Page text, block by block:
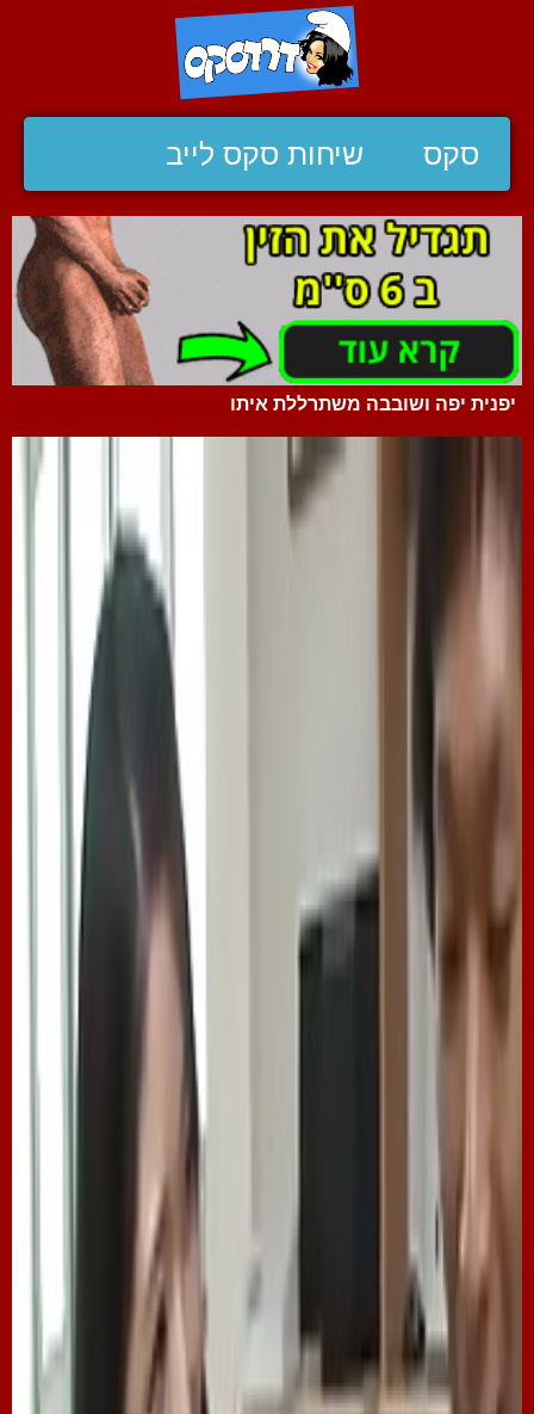
סקס שיחות סקס לייב
יפנית יפה ושובבה משתרללת איתו